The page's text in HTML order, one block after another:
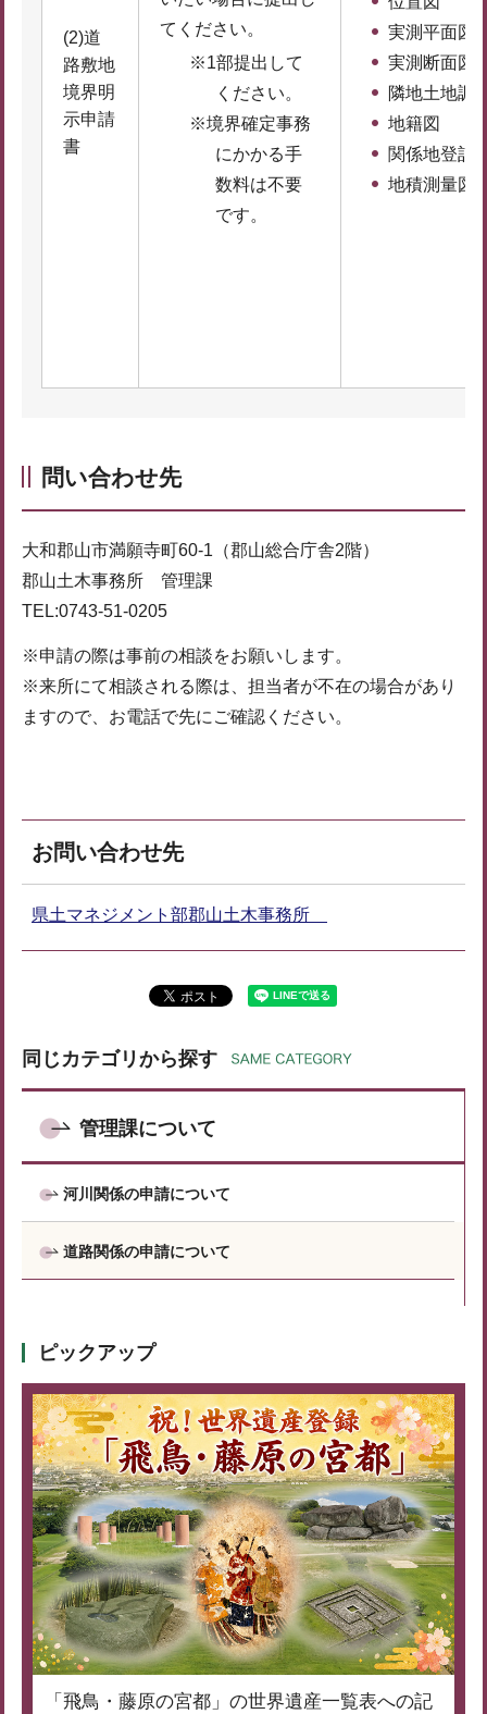
(2)道
路敷地
境界明
示申請
書
てください。
※1部提出して
ください。
※境界確定事務
にかかる手
数料は不要
です。
実測平面図
実測断面図
隣地土地調
地籍図
関係地登記
地積測量図
問い合わせ先
大和郡山市満願寺町60-1（郡山総合庁舎2階）
郡山土木事務所 管理課
TEL:0743-51-0205
※申請の際は事前の相談をお願いします。
※来所にて相談される際は、担当者が不在の場合があり
ますので、お電話で先にご確認ください。
お問い合わせ先
県土マネジメント部郡山土木事務所
同じカテゴリから探す
管理課について
河川関係の申請について
道路関係の申請について
ピックアップ
「飛鳥・藤原の宮都」の世界遺産一覧表への記